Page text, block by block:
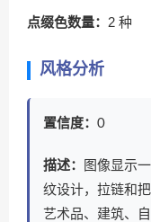
点缀色数量： 2 种
风格分析
置信度： 0
描述：
图像显示
纹设计，拉链和
艺术品、建筑、